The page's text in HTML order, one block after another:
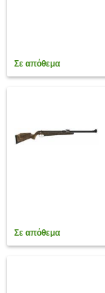
Σε απόθεμα
Σε απόθεμα